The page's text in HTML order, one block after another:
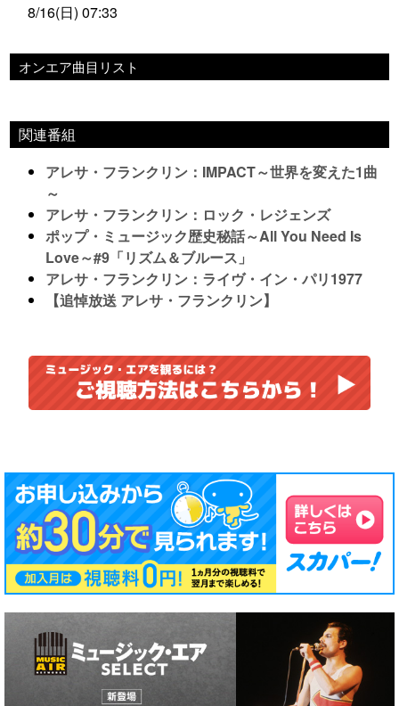
8/16(日) 07:33
オンエア曲目リスト
関連番組
アレサ・フランクリン：IMPACT～世界を変えた1曲
～
アレサ・フランクリン：ロック・レジェンズ
ポップ・ミュージック歴史秘話～All You Need Is
Love～#9「リズム＆ブルース」
アレサ・フランクリン：ライヴ・イン・パリ1977
【追悼放送 アレサ・フランクリン】